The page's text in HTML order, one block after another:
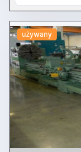
używany